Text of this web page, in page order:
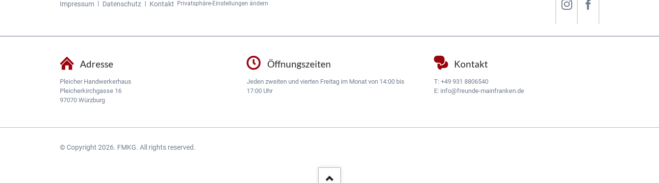
Navigation
Impressum Datenschutz Kontakt Privatsphäre-Einstellungen ändern
Adresse
Pleicher Handwerkerhaus
Pleicherkirchgasse 16
97070 Würzburg
Öffnungszeiten
Jeden zweiten und vierten Freitag im Monat von 14:00 bis
17:00 Uhr
Kontakt
T: +49 931 8806540
E: info@freunde-mainfranken.de
© Copyright 2026. FMKG. All rights reserved.